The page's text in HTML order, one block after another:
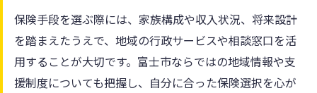
国民健康保険料の計算方法を理解する
支払い期限や納付方法の選び方
保険負担軽減に役立つ減免制度の知識
保険手段を選ぶ際には、家族構成や収入状況、将来設計
を踏まえたうえで、地域の行政サービスや相談窓口を活
用することが大切です。富士市ならではの地域情報や支
援制度についても把握し、自分に合った保険選択を心が